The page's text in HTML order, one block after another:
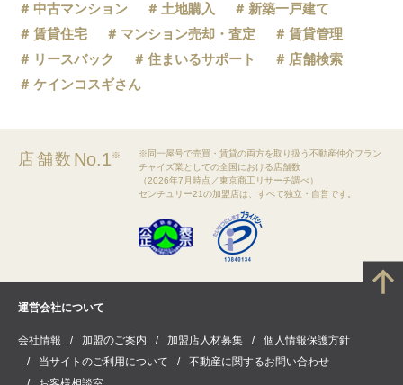
中古マンション
土地購入
新築一戸建て
賃貸住宅
マンション売却・査定
賃貸管理
リースバック
住まいるサポート
店舗検索
ケインコスギさん
店舗数 No.1※
※同一屋号で売買・賃貸の両方を取り扱う不動産仲介フラン
チャイズ業としての全国における店舗数
（2026年7月時点／東京商工リサーチ調べ）
センチュリー21の加盟店は、すべて独立・自営です。
運営会社について
会社情報 加盟のご案内 加盟店人材募集
個人情報保護方針
当サイトのご利用について
不動産に関するお問い合わせ